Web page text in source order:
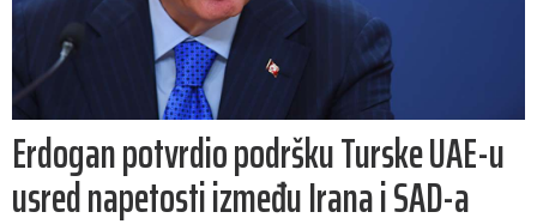
Erdogan potvrdio podršku Turske UAE-u
usred napetosti između Irana i SAD-a